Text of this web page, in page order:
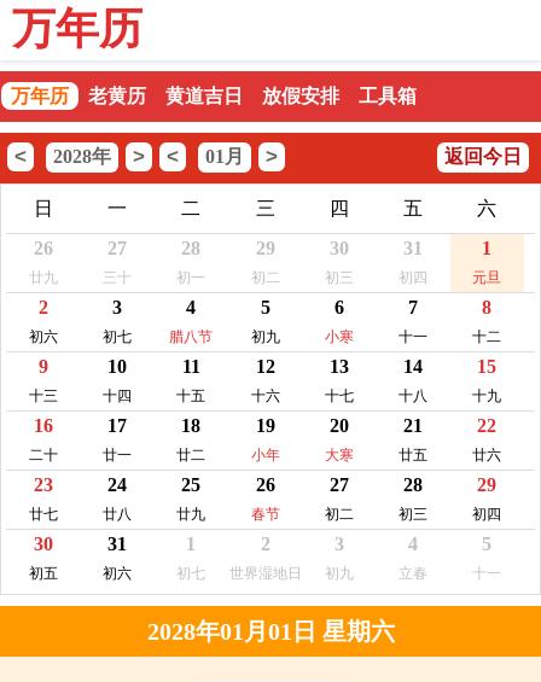
万年历
万年历 老黄历 黄道吉日 放假安排 工具箱
< 2028年 > < 01月 > 返回今日
日 一 二 三 四 五
六
26
廿九
27
三十
28
初一
29
初二
30
初三
31
初四
1
元旦
2
初六
3
初七
4
腊八节
5
初九
6
小寒
7
十一
8
十二
9
十三
10
十四
11
十五
12
十六
13
十七
14
十八
15
十九
16
二十
17
廿一
18
廿二
19
小年
20
大寒
21
廿五
22
廿六
23
廿七
24
廿八
25
廿九
26
春节
27
初二
28
初三
29
初四
30
初五
31
初六
1
初七
2
世界湿地日
3
初九
4
立春
5
十一
2028年01月01日 星期六